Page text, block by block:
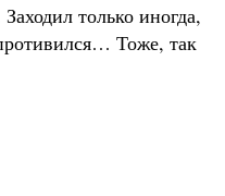
только иногда,
Тоже, так